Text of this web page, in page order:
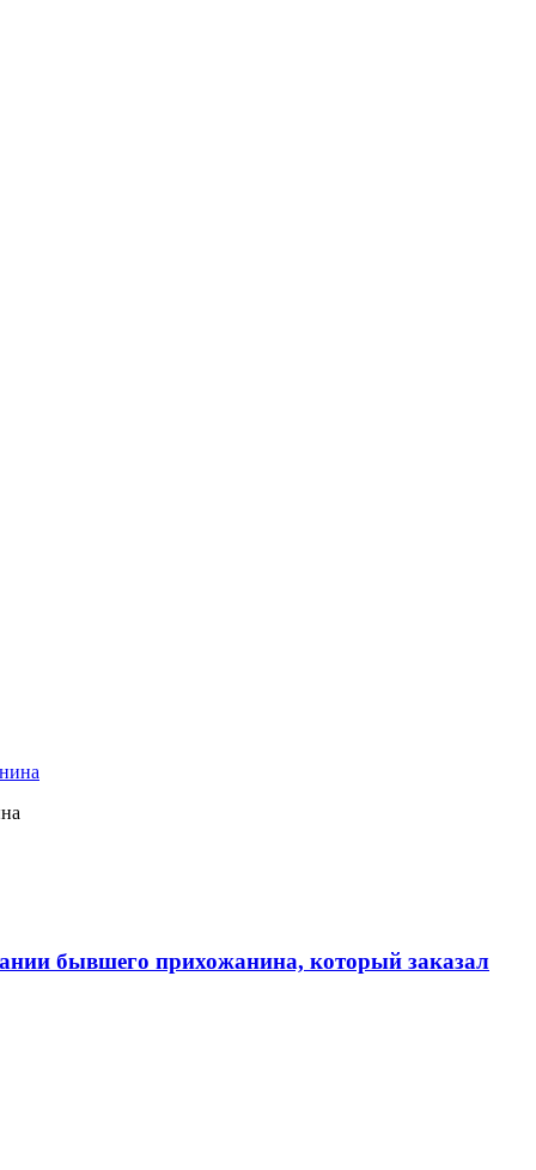
бывшего прихожанина, который заказал